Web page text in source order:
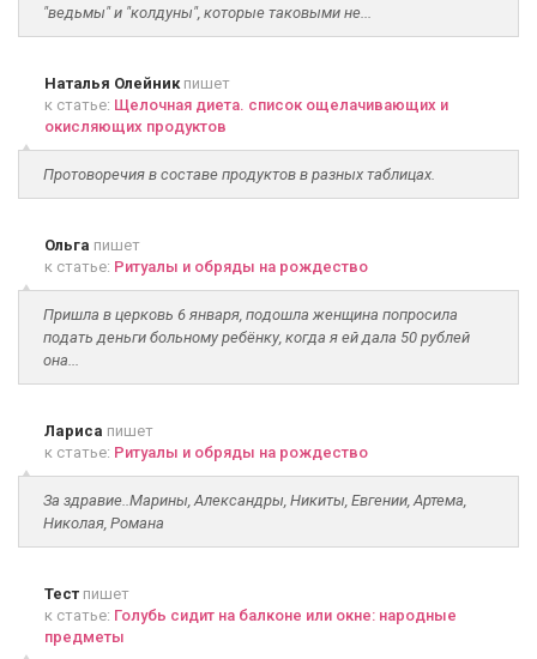
"ведьмы" и "колдуны", которые таковыми не...
Наталья Олейникпишет
к статье: Щелочная диета. список ощелачивающих и
окисляющих продуктов
Протоворечия в составе продуктов в разных таблицах.
Ольга пишет
к статье: Ритуалы и обряды на рождество
Пришла в церковь 6 января, подошла женщина попросила
подать деньги больному ребёнку, когда я ей дала 50 рублей
она...
Лариса пишет
к статье: Ритуалы и обряды на рождество
За здравие..Марины, Александры, Никиты, Евгении, Артема,
Николая, Романа
Тест пишет
к статье: Голубь сидит на балконе или окне: народные
предметы